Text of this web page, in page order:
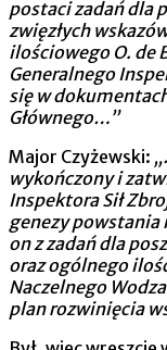
postaci zadań dla
zwięzłych
ilościowego O. de
Generalnego
się w
Głównego…”
Major Czyżewski:
wykończony i
Inspektora Sił
genezy powstania
on z zadań dla
oraz ogólnego
Naczelnego
plan rozwinięcia